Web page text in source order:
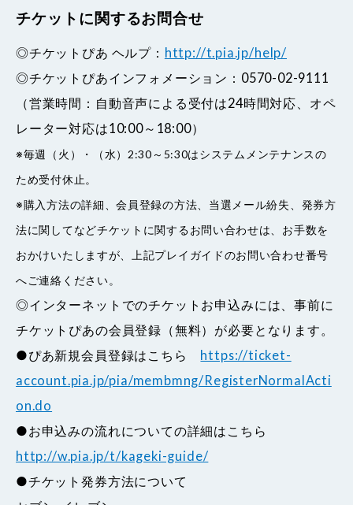
チケットに関するお問合せ
◎チケットぴあ ヘルプ： http://t.pia.jp/help/
◎チケットぴあインフォメーション：0570-02-9111
（営業時間：自動音声による受付は24時間対応、オペ
レーター対応は10:00～18:00）
※毎週（火）・（水）2:30～5:30はシステムメンテナンスの
ため受付休止。
※購入方法の詳細、会員登録の方法、当選メール紛失、発券方
法に関してなどチケットに関するお問い合わせは、お手数を
おかけいたしますが、上記プレイガイドのお問い合わせ番号
へご連絡ください。
◎インターネットでのチケットお申込みには、事前に
チケットぴあの会員登録（無料）が必要となります。
●ぴあ新規会員登録はこちら https://ticket-
account.pia.jp/pia/membmng/RegisterNormalActi
on.do
●お申込みの流れについての詳細はこちら
http://w.pia.jp/t/kageki-guide/
●チケット発券方法について